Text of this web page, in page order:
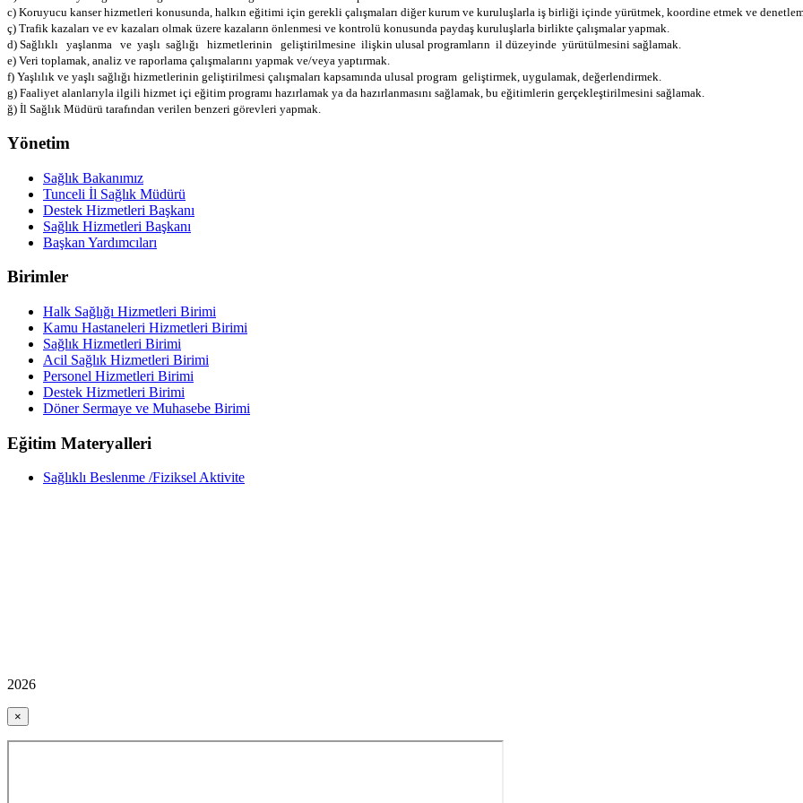
c) Koruyucu kanser hizmetleri konusunda, halkın eğitimi için gerekli çalışmaları diğer kurum ve kuruluşlarla iş birliği içinde yürütmek, koordine etmek ve
ç) Trafik kazaları ve ev kazaları olmak üzere kazaların önlenmesi ve kontrolü konusunda paydaş kuruluşlarla birlikte çalışmalar yapmak.
d) Sağlıklı yaşlanma ve yaşlı sağlığı hizmetlerinin geliştirilmesine ilişkin ulusal programların il düzeyinde yürütülmesini sağlamak.
e) Veri toplamak, analiz ve raporlama çalışmalarını yapmak ve/veya yaptırmak.
f) Yaşlılık ve yaşlı sağlığı hizmetlerinin geliştirilmesi çalışmaları kapsamında ulusal program geliştirmek, uygulamak, değerlendirmek.
g) Faaliyet alanlarıyla ilgili hizmet içi eğitim programı hazırlamak ya da hazırlanmasını sağlamak, bu eğitimlerin gerçekleştirilmesini sağlamak.
ğ) İl Sağlık Müdürü tarafından verilen benzeri görevleri yapmak.
Yönetim
Sağlık Bakanımız
Tunceli İl Sağlık Müdürü
Destek Hizmetleri Başkanı
Sağlık Hizmetleri Başkanı
Başkan Yardımcıları
Birimler
Halk Sağlığı Hizmetleri Birimi
Kamu Hastaneleri Hizmetleri Birimi
Sağlık Hizmetleri Birimi
Acil Sağlık Hizmetleri Birimi
Personel Hizmetleri Birimi
Destek Hizmetleri Birimi
Döner Sermaye ve Muhasebe Birimi
Eğitim Materyalleri
Sağlıklı Beslenme /Fiziksel Aktivite
2026
×